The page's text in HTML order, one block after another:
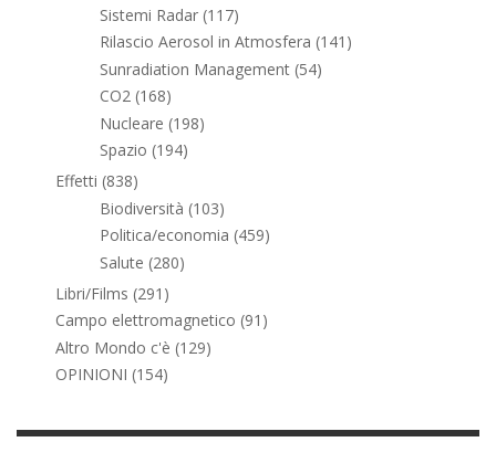
Sistemi Radar (117)
Rilascio Aerosol in Atmosfera (141)
Sunradiation Management (54)
CO2 (168)
Nucleare (198)
Spazio (194)
Effetti (838)
Biodiversità (103)
Politica/economia (459)
Salute (280)
Libri/Films (291)
Campo elettromagnetico (91)
Altro Mondo c'è (129)
OPINIONI (154)